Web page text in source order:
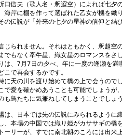
信夫（歌人名・釈迢空）によれば七夕
海岸に棚を作って選ばれた乙女が機を織
の伝説が「外来の七夕の星神の信仰と結
られません。それはともかく、釈超空
でもなく牽牛星、織女星のロマンスをさ
は、7月7日の夕べ、年に一度の逢瀬を満
で再会するかです。
天の川を渡り始めて橋の上で会うので
で愛を確かめあうことも可能でしょうが
も鳥たちに気兼ねしてしまうことでしょ
、日本では先の伝説にみられるように
、本場の中国では織り姫がカササギの橋
ーリーが、すでに南北朝のころには出来